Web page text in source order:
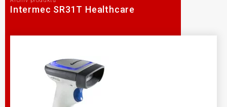
Intermec SR31T Healthcare